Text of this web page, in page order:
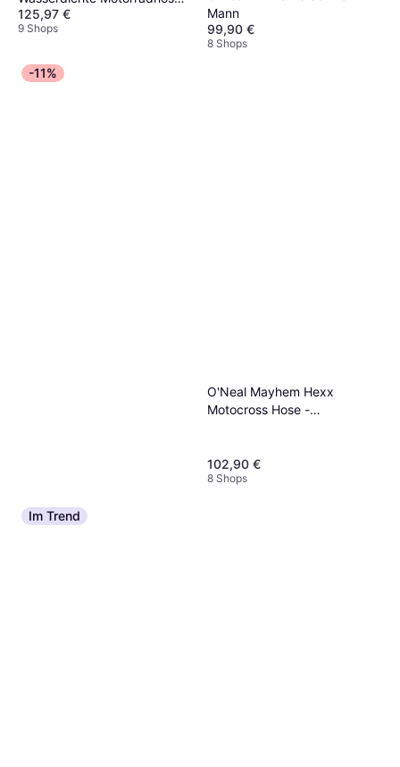
- Schwarz Herren
125,97 €
9 Shops
Mann
99,90 €
8 Shops
-11%
GMS Rattle Slim Blue Damen
O'Neal Mayhem Hexx
Motocross Hose -
102,90 €
8 Shops
Im Trend